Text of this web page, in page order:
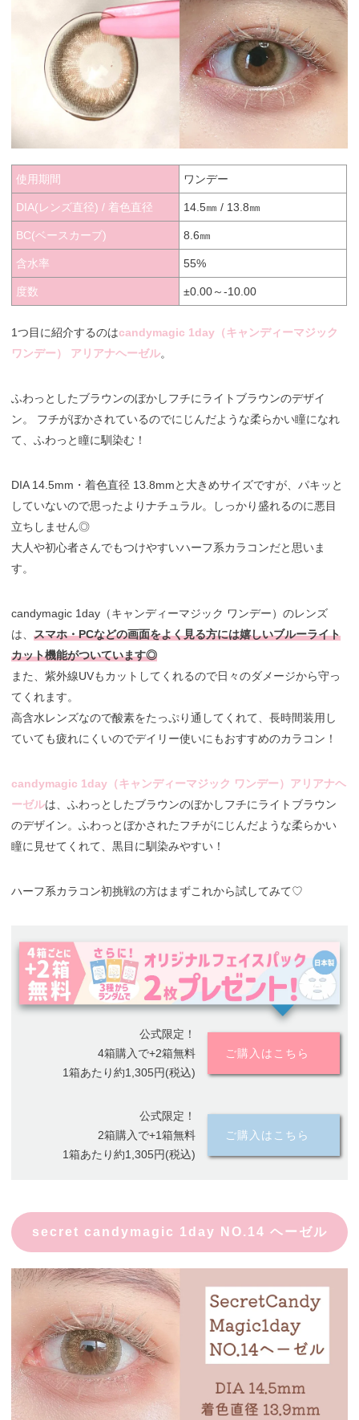
使用期間 ワンデー
DIA(レンズ直径) / 着色直径 14.5㎜ / 13.8㎜
BC(ベースカーブ) 8.6㎜
含水率 55%
度数 ±0.00～-10.00
1つ目に紹介するのはcandymagic 1day（キャンディーマジック
ワンデー） アリアナヘーゼル。
ふわっとしたブラウンのぼかしフチにライトブラウンのデザイ
ン。 フチがぼかされているのでにじんだような柔らかい瞳になれ
て、ふわっと瞳に馴染む！
DIA 14.5mm・着色直径 13.8mmと大きめサイズですが、パキッと
していないので思ったよりナチュラル。しっかり盛れるのに悪目
立ちしません◎
大人や初心者さんでもつけやすいハーフ系カラコンだと思いま
す。
candymagic 1day（キャンディーマジック ワンデー）のレンズ
は、スマホ・PCなどの画面をよく見る方には嬉しいブルーライト
カット機能がついています◎
また、紫外線UVもカットしてくれるので日々のダメージから守っ
てくれます。
高含水レンズなので酸素をたっぷり通してくれて、長時間装用し
ていても疲れにくいのでデイリー使いにもおすすめのカラコン！
candymagic 1day（キャンディーマジック ワンデー）アリアナヘ
ーゼルは、ふわっとしたブラウンのぼかしフチにライトブラウン
のデザイン。ふわっとぼかされたフチがにじんだような柔らかい
瞳に見せてくれて、黒目に馴染みやすい！
ハーフ系カラコン初挑戦の方はまずこれから試してみて♡
公式限定！
4箱購入で+2箱無料
1箱あたり約1,305円(税込)
ご購入はこちら
公式限定！
2箱購入で+1箱無料
1箱あたり約1,305円(税込)
ご購入はこちら
secret candymagic 1day NO.14 ヘーゼル